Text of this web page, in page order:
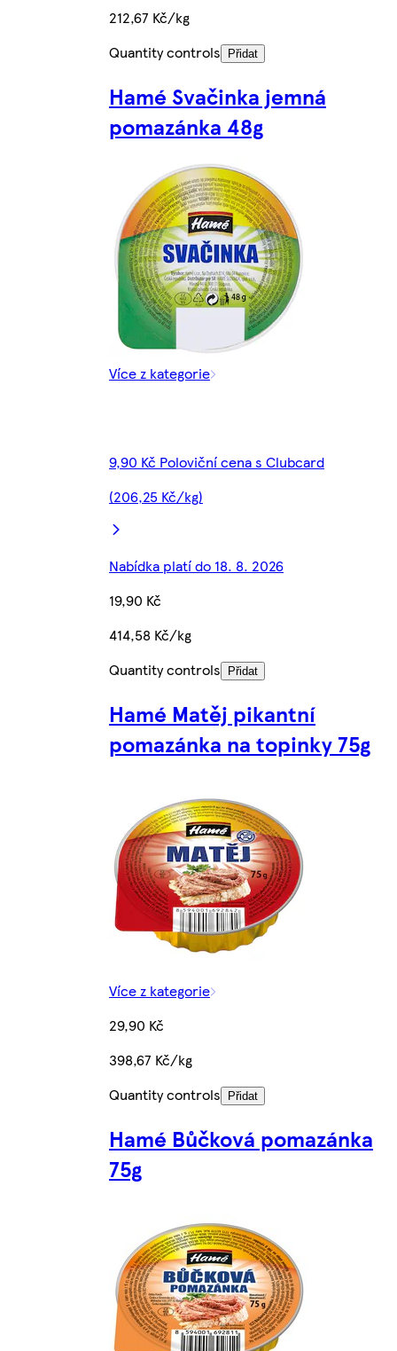
212,67 Kč/kg
Quantity controls
Přidat
Hamé Svačinka jemná
pomazánka 48g
Více z kategorie
9,90 Kč Poloviční cena s Clubcard
(206,25 Kč/kg)
Nabídka platí do 18. 8. 2026
19,90 Kč
414,58 Kč/kg
Quantity controls
Přidat
Hamé Matěj pikantní
pomazánka na topinky 75g
Více z kategorie
29,90 Kč
398,67 Kč/kg
Quantity controls
Přidat
Hamé Bůčková pomazánka
75g